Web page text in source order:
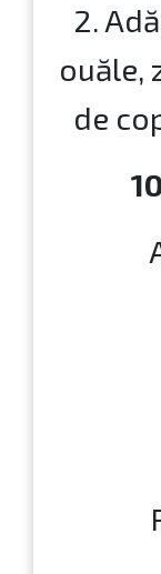
2.
ouăle,
de